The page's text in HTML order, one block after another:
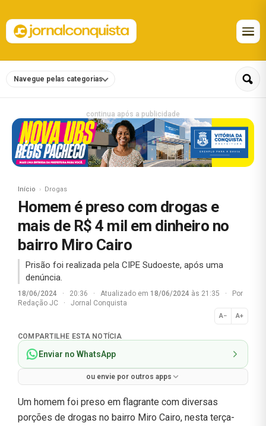
Navegue pelas categorias
continua após a publicidade
Início Drogas
Homem é preso com drogas e
mais de R$ 4 mil em dinheiro no
bairro Miro Cairo
Prisão foi realizada pela CIPE Sudoeste, após uma
denúncia.
18/06/2024 · 20:36 · Atualizado em 18/06/2024 às 21:35 ·
Por
Redação JC
· Jornal Conquista
A− A+
Normal
COMPARTILHE ESTA NOTÍCIA
Enviar no WhatsApp
ou envie por outros apps
Um homem foi preso em flagrante com diversas
porções de drogas no bairro Miro Cairo, nesta terça-